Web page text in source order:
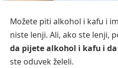
Možete piti alkohol i kafu i
niste lenji. Ali, ako ste lenji,
da pijete alkohol i kafu i
ste oduvek želeli.